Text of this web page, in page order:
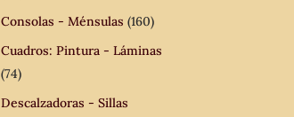
Consolas - Ménsulas (160)
Cuadros: Pintura - Láminas
(74)
Descalzadoras - Sillas